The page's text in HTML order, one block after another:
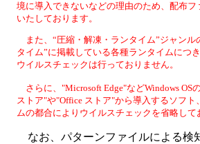
境に導入できないなどの理由のため、配布
いたしております。
また、“圧縮・解凍・ランタイム”ジャンル
タイム”に掲載している各種ランタイムにつ
ウイルスチェックは行っておりません。
さらに、"Microsoft Edge"などWindows OS
ストア"や"Office ストア"から導入するソフト
ムの都合によりウイルスチェックを省略して
なお、パターンファイルによる検